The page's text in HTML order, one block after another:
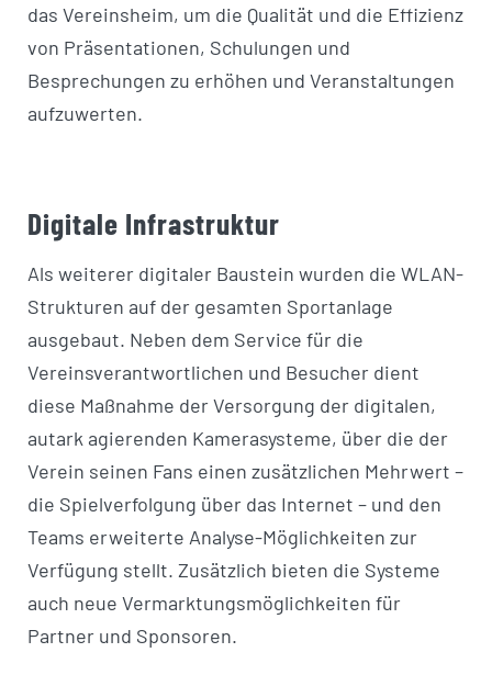
das Vereinsheim, um die Qualität und die Effizienz
von Präsentationen, Schulungen und
Besprechungen zu erhöhen und Veranstaltungen
aufzuwerten.
Digitale Infrastruktur
Als weiterer digitaler Baustein wurden die WLAN-
Strukturen auf der gesamten Sportanlage
ausgebaut. Neben dem Service für die
Vereinsverantwortlichen und Besucher dient
diese Maßnahme der Versorgung der digitalen,
autark agierenden Kamerasysteme, über die der
Verein seinen Fans einen zusätzlichen Mehrwert –
die Spielverfolgung über das Internet – und den
Teams erweiterte Analyse-Möglichkeiten zur
Verfügung stellt. Zusätzlich bieten die Systeme
auch neue Vermarktungsmöglichkeiten für
Partner und Sponsoren.